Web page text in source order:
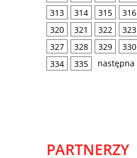
313
314 315 316
320
321 322 323
327
328 329 330
334
335 następna
PARTNERZY